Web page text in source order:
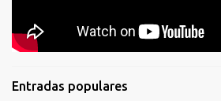
Entradas populares